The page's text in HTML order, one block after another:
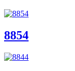
8854